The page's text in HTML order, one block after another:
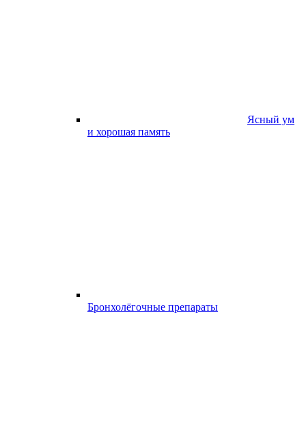
Ясный ум
и хорошая память
Бронхолёгочные препараты